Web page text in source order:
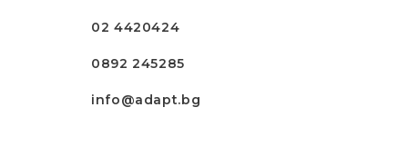
02 4420424
0892 245285
info@adapt.bg